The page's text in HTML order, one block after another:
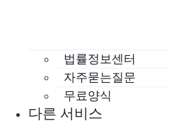
법률정보센터
자주묻는질문
무료양식
다른 서비스